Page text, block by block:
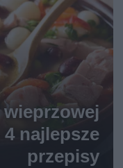
najlepsze
przepisy